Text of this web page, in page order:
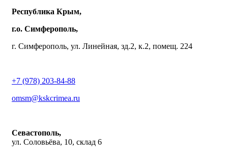
Республика Крым,
г.о. Симферополь,
г. Симферополь, ул. Линейная, зд.2, к.2, помещ. 224
+7 (978) 203-84-88
omsm@kskcrimea.ru
Севастополь,
ул. Соловьёва, 10, склад 6